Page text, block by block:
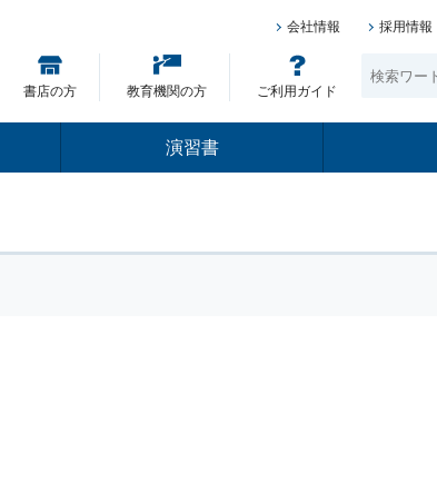
会社情報 採用情報
書店の方 教育機関の方 ご利用ガイド
演習書